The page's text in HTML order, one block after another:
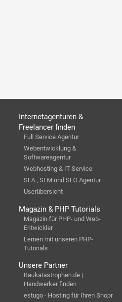
Internetagenturen &
Freelancer finden
Full Service Agentur
Webentwicklung &
Softwareagentur
Webhosting & IT-Service
SEA , SEM und SEO Agentur
Userübersicht
Magazin & PHP Tutorials
Magazin für PHP- und Web-
Entwickler
Lernen mit unseren PHP-
Tutorials
Unsere Partner
Baukatastrophen.de |
Handwerker finden
estugo - Hosting für Ihren Shopr